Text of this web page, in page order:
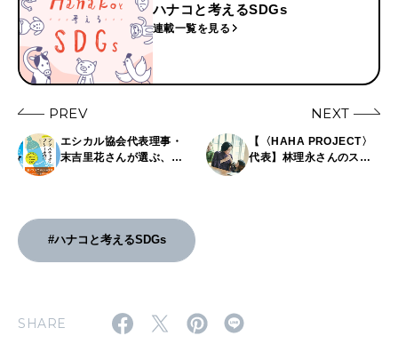
ハナコと考えるSDGs
連載一覧を見る
PREV
エシカル協会代表理事・
末吉里花さんが選ぶ、エ
えよう。
NEXT
【〈HAHA PROJECT〉
代表】林理永さんのス
#ハナコと考えるSDGs
SHARE